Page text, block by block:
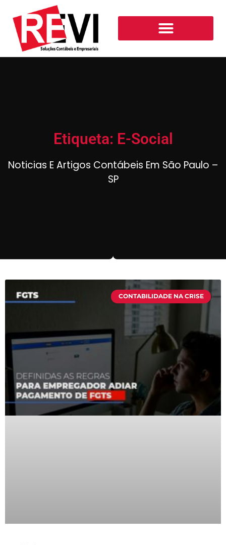
Etiqueta: E-Social
Noticias E Artigos Contábeis Em São Paulo –
SP
CONTABILIDADE NA CRISE